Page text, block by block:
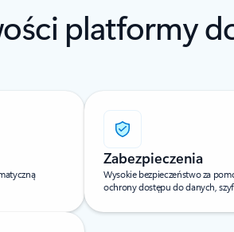
platformy
Zabezpieczenia
Wysokie bezpieczeństwo za
ochrony dostępu do danych,